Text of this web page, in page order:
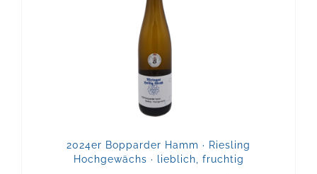
2024er Bopparder Hamm · Riesling
Hochgewächs · lieblich, fruchtig